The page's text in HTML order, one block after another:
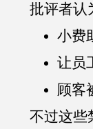
批评者认
小费
让员
顾客
不过这些